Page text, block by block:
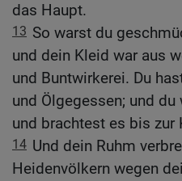
das Haupt.
13 So warst du
und dein Kleid war aus
und Buntwirkerei. Du
und Ölgegessen; und
und brachtest es bis zur
14 Und dein Ruhm
Heidenvölkern wegen